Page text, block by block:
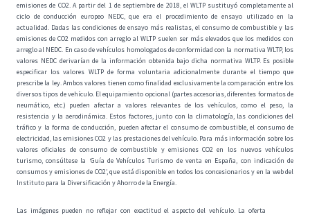
emisiones de CO2. A partir del 1 de septiembre de 2018, el WLTP sustituyó completamente al
ciclo de conducción europeo NEDC, que era el procedimiento de ensayo utilizado en la
actualidad. Dadas las condiciones de ensayo más realistas, el consumo de combustible y las
emisiones de CO2 medidos con arreglo al WLTP suelen ser más elevados que los medidos con
arreglo al NEDC. En caso de vehículos homologados de conformidad con la normativa WLTP, los
valores NEDC derivarían de la información obtenida bajo dicha normativa WLTP. Es posible
especificar los valores WLTP de forma voluntaria adicionalmente durante el tiempo que
prescribe la ley. Ambos valores tienen como finalidad exclusivamente la comparación entre los
diversos tipos de vehículo. El equipamiento opcional (partes accesorias, diferentes formatos de
neumático, etc.) pueden afectar a valores relevantes de los vehículos, como el peso, la
resistencia y la aerodinámica. Estos factores, junto con la climatología, las condiciones del
tráfico y la forma de conducción, pueden afectar el consumo de combustible, el consumo de
electricidad, las emisiones CO2 y las prestaciones del vehículo. Para más información sobre los
valores oficiales de consumo de combustible y emisiones CO2 en los nuevos vehículos
turismo, consúltese la ‘Guía de Vehículos Turismo de venta en España, con indicación de
consumos y emisiones de CO2’, que está disponible en todos los concesionarios y en la web del
Instituto para la Diversificación y Ahorro de la Energía.
Las imágenes pueden no reflejar con exactitud el aspecto del vehículo. La oferta